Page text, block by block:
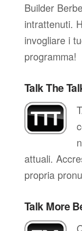
Builder
intrattenuti.
invogliare i
programma!
Talk The
attuali.
propria
Talk More